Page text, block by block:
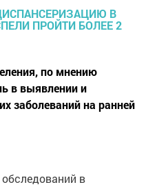
по мнению
в выявлении и
заболеваний на ранней
в